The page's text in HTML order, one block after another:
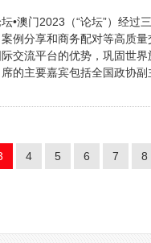
•澳门2023（“论坛”）经过
例分享和商务配对等高质
交流平台的优势，巩固世
的主要嘉宾包括全国政协
4 5 6 7 8